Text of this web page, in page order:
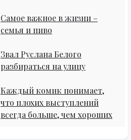
Самое важное в жизни –
семья и пиво
Звал Руслана Белого
разбираться на улицу
Каждый комик понимает,
что плохих выступлений
всегда больше, чем хороших